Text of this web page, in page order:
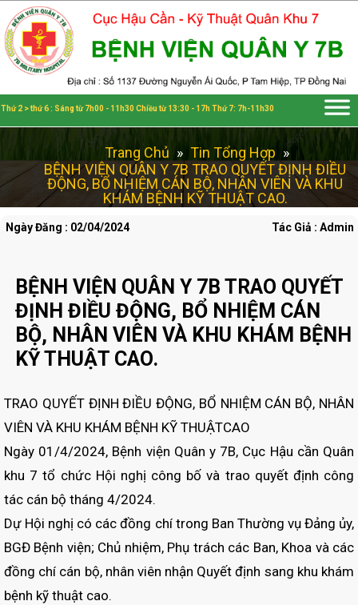
Thứ 2 > thứ 6 : Sáng từ 7h00 - 11h30 Chiều từ 13:30 - 17h Thứ 7: 7h-11h30
Trang Chủ » Tin Tổng Hợp »
BỆNH VIỆN QUÂN Y 7B TRAO QUYẾT ĐỊNH ĐIỀU
ĐỘNG, BỔ NHIỆM CÁN BỘ, NHÂN VIÊN VÀ KHU
KHÁM BỆNH KỸ THUẬT CAO.
Ngày Đăng : 02/04/2024 Tác Giả : Admin
BỆNH VIỆN QUÂN Y 7B TRAO QUYẾT
ĐỊNH ĐIỀU ĐỘNG, BỔ NHIỆM CÁN
BỘ, NHÂN VIÊN VÀ KHU KHÁM BỆNH
KỸ THUẬT CAO.
TRAO QUYẾT ĐỊNH ĐIỀU ĐỘNG, BỔ NHIỆM CÁN BỘ, NHÂN
VIÊN VÀ KHU KHÁM BỆNH KỸ THUẬTCAO
Ngày 01/4/2024, Bệnh viện Quân y 7B, Cục Hậu cần Quân
khu 7 tổ chức Hội nghị công bố và trao quyết định công
tác cán bộ tháng 4/2024.
Dự Hội nghị có các đồng chí trong Ban Thường vụ Đảng ủy,
BGĐ Bệnh viện; Chủ nhiệm, Phụ trách các Ban, Khoa và các
đồng chí cán bộ, nhân viên nhận Quyết định sang khu khám
bệnh kỹ thuật cao.
Đã kết nối EMC